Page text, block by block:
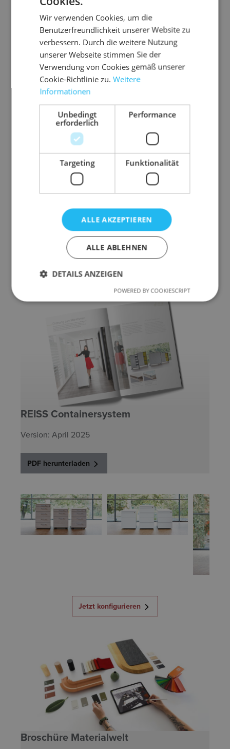
Beschreibung
Feststehender Container für zusätzlichen
REISS Containersystem
Version: April 2025
PDF herunterladen
Jetzt konfigurieren
Broschüre Materialwelt
Wir verwenden Cookies, um die
Benutzerfreundlichkeit unserer Website zu
verbessern. Durch die weitere Nutzung
unserer Webseite stimmen Sie der
Verwendung von Cookies gemäß unserer
Cookie-Richtlinie zu.Weitere
Informationen
Unbedingt
erforderlich
Performance
Targeting Funktionalität
ALLE AKZEPTIEREN
ALLE ABLEHNEN
DETAILS ANZEIGEN
POWERED BY COOKIESCRIPT